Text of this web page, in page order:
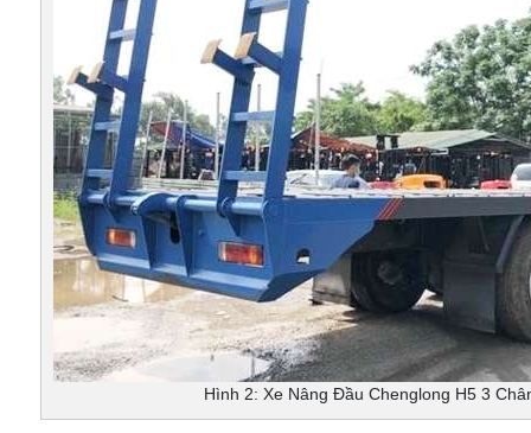
Hình 2: Xe Nâng Đầu Chenglong H5 3